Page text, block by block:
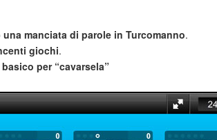
una manciata di parole in Turcomanno.
giochi.
per “cavarsela”